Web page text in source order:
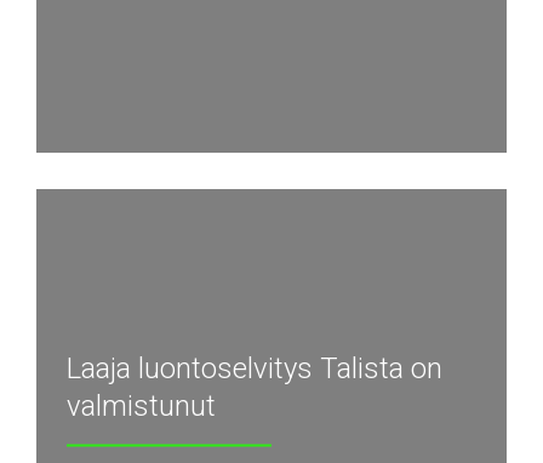
Laaja luontoselvitys Talista on
valmistunut